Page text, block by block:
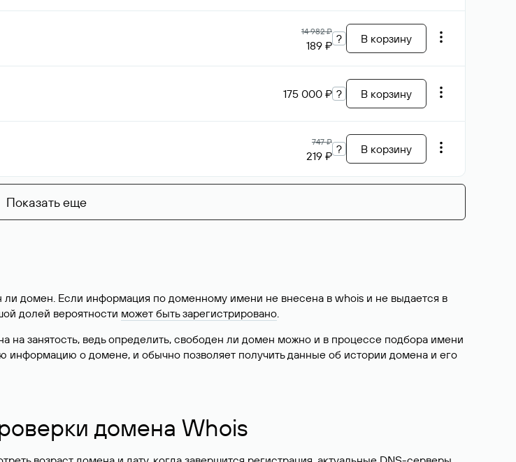
14 982 ₽
189 ₽ ? В корзину
175 000 ₽ ? В корзину
747 ₽
219 ₽ ? В корзину
Показать еще
домен. Если информация по доменному имени не внесена в whois и не выдается в
долей вероятности может быть зарегистрировано.
на занятость, ведь определить, свободен ли домен можно и в процессе подбора имени
информацию о домене, и обычно позволяет получить данные об истории домена и его
домена Whois